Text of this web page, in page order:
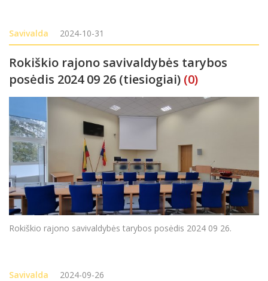
Savivalda 2024-10-31
Rokiškio rajono savivaldybės tarybos
posėdis 2024 09 26 (tiesiogiai) (0)
Rokiškio rajono savivaldybės tarybos posėdis 2024 09 26.
Savivalda 2024-09-26